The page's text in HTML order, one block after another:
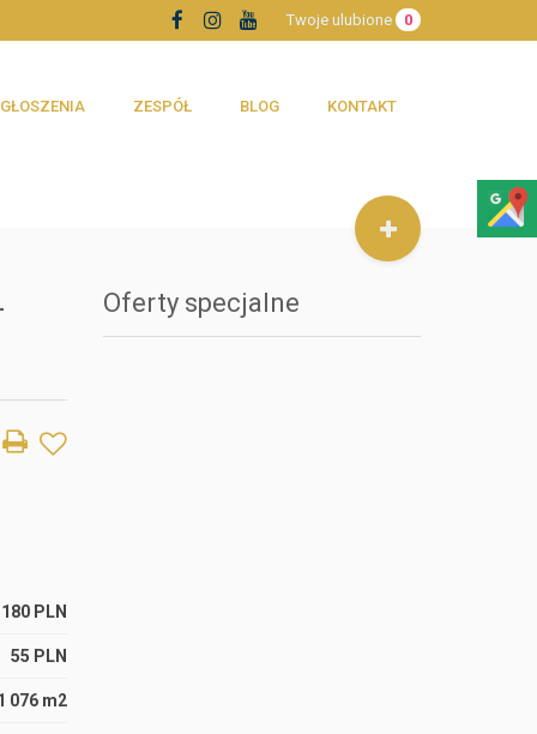
Twoje ulubione 0
ZESPÓŁ BLOG KONTAKT
PLN
55 PLN
076 m2
Oferty specjalne